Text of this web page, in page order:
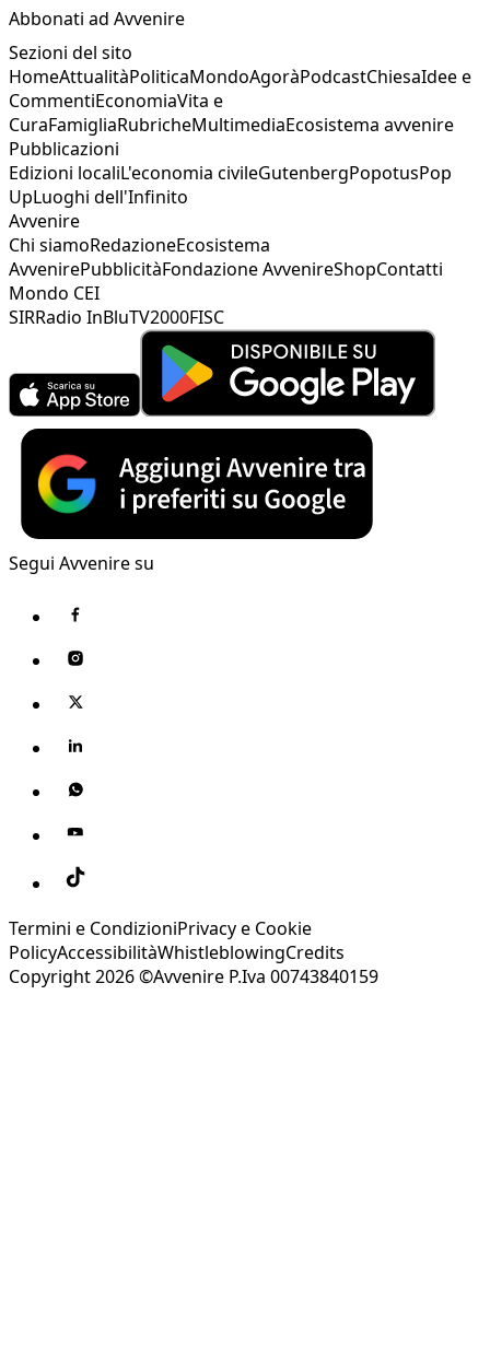
Abbonati ad Avvenire
Sezioni del sito
HomeAttualitàPoliticaMondoAgoràPodcastChiesaIdee e
CommentiEconomiaVita e
CuraFamigliaRubricheMultimediaEcosistema avvenire
Pubblicazioni
Edizioni localiL'economia civileGutenbergPopotusPop
UpLuoghi dell'Infinito
Avvenire
Chi siamoRedazioneEcosistema
AvvenirePubblicitàFondazione AvvenireShopContatti
Mondo CEI
SIRRadio InBluTV2000FISC
Segui Avvenire su
Termini e CondizioniPrivacy e Cookie
PolicyAccessibilitàWhistleblowingCredits
Copyright 2026 ©Avvenire P.Iva 00743840159